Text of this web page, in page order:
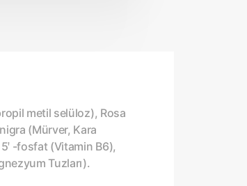
metil selüloz), Rosa
(Mürver, Kara
-fosfat (Vitamin B6),
Tuzları).